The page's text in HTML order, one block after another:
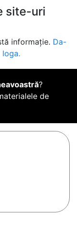
site-uri
informație. Da-
?
de